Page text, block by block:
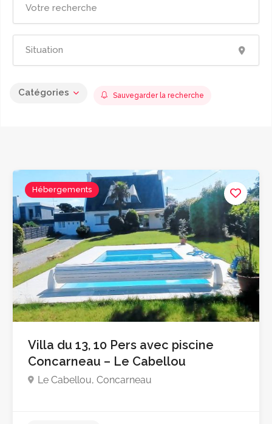
Catégories Sauvegarder la recherche
Hébergements
Villa du 13, 10 Pers avec piscine
Concarneau – Le Cabellou
Le Cabellou, Concarneau